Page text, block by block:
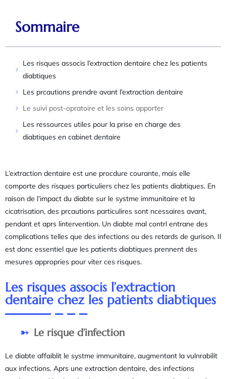
Sommaire
Les risques associs l’extraction dentaire chez les patients
diabtiques
Les prcautions prendre avant l’extraction dentaire
Le suivi post-opratoire et les soins apporter
Les ressources utiles pour la prise en charge des
diabtiques en cabinet dentaire
L’extraction dentaire est une procdure courante, mais elle
comporte des risques particuliers chez les patients diabtiques. En
raison de l’impact du diabte sur le systme immunitaire et la
cicatrisation, des prcautions particulires sont ncessaires avant,
pendant et aprs lintervention. Un diabte mal contrl entrane des
complications telles que des infections ou des retards de gurison. Il
est donc essentiel que les patients diabtiques prennent des
mesures appropries pour viter ces risques.
Les risques associs l’extraction
dentaire chez les patients diabtiques
Le risque d’infection
Le diabte affaiblit le systme immunitaire, augmentant la vulnrabilit
aux infections. Aprs une extraction dentaire, des infections